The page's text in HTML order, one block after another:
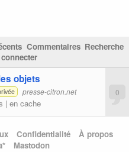
Commentaires Recherche
objets
presse-citron.net
| en cache
0
Confidentialité
À propos
Mastodon